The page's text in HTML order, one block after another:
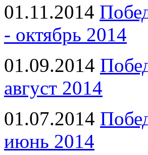
01.11.2014
- октябрь 2014
01.09.2014
август 2014
01.07.2014
июнь 2014